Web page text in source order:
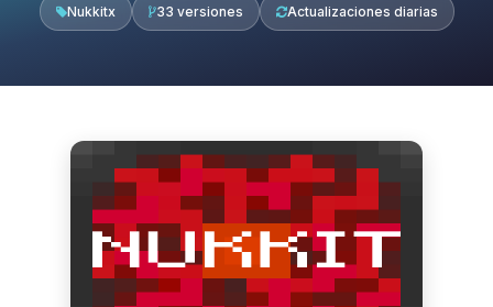
Nukkitx 33 versiones Actualizaciones diarias